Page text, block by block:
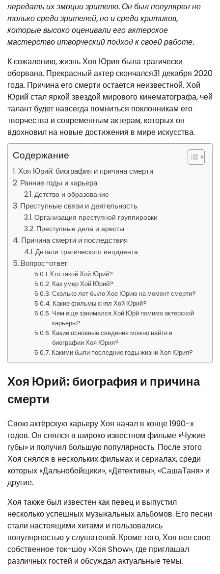
передать их эмоции зрителю. Он был популярен не
только среди зрителей, но и среди критиков,
которые высоко оценивали его актерское
мастерство итворческий подход к своей работе.
К сожалению, жизнь Хоя Юрия была трагически
оборвана. Прекрасный актер скончался31 декабря 2020
года. Причина его смерти остается неизвестной. Хой
Юрий стал яркой звездой мирового кинематографа, чей
талант будет навсегда помниться поклонникам его
творчества и современным актерам, которых он
вдохновил на новые достижения в мире искусства.
Содержание
Хоя Юрий: биография и причина смерти
Ранние годы и карьера
Детство и образование
Преступные связи и деятельность
Организация преступной группировки
Преступные дела и аресты
Причина смерти и последствия
Детали трагического инцидента
Вопрос-ответ:
Кто такой Хой Юрий?
Как умер Хой Юрий?
Сколько лет было Хое Юрию на момент смерти?
Какие фильмы снял Хой Юрий?
Чем еще занимался Хой Юрй помимо актерской
карьеры?
Какие основные сведения можно найти в
биографии Хоя Юрия?
Какими были последние годы жизни Хоя Юрия?
Хоя Юрий: биография и причина
смерти
Свою актёрскую карьеру Хоя начал в конце 1990-х
годов. Он снялся в широко известном фильме «Чужие
губы» и получил большую популярность. После этого
Хоя снялся в нескольких фильмах и сериалах, среди
которых «Дальнобойщики», «Детективы», «СашаТаня» и
другие.
Хоя также был известен как певец и выпустил
несколько успешных музыкальных альбомов. Его песни
стали настоящими хитами и пользовались
популярностью у слушателей. Кроме того, Хоя вел свое
собственное ток-шоу «Хоя Show», где приглашал
различных гостей и обсуждал актуальные темы.